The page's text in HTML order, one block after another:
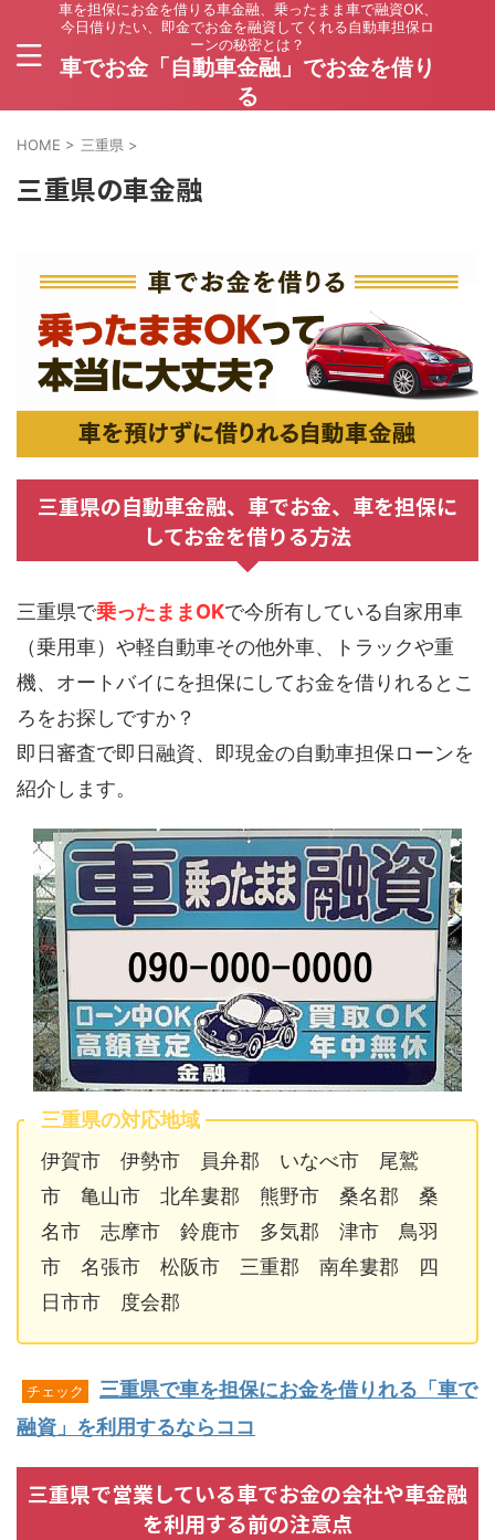
車を担保にお金を借りる車金融、乗ったまま車で融資OK、
今日借りたい、即金でお金を融資してくれる自動車担保ロ
ーンの秘密とは？
車でお金「自動車金融」でお金を借り
る
HOME > 三重県 >
三重県の車金融
三重県の自動車金融、車でお金、車を担保に
してお金を借りる方法
三重県で乗ったままOKで今所有している自家用車
（乗用車）や軽自動車その他外車、トラックや重
機、オートバイにを担保にしてお金を借りれるとこ
ろをお探しですか？
即日審査で即日融資、即現金の自動車担保ローンを
紹介します。
三重県の対応地域
伊賀市 伊勢市 員弁郡 いなべ市 尾鷲
市 亀山市 北牟婁郡 熊野市 桑名郡 桑
名市 志摩市 鈴鹿市 多気郡 津市 鳥羽
市 名張市 松阪市 三重郡 南牟婁郡 四
日市市 度会郡
チェック
三重県で車を担保にお金を借りれる「車で
融資」を利用するならココ
三重県で営業している車でお金の会社や車金融
を利用する前の注意点